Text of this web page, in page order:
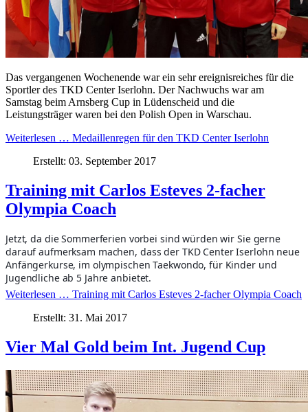
Das vergangenen Wochenende war ein sehr ereignisreiches für die
Sportler des TKD Center Iserlohn. Der Nachwuchs war am
Samstag beim Arnsberg Cup in Lüdenscheid und die
Leistungsträger waren bei den Polish Open in Warschau.
Weiterlesen … Medaillenregen für den TKD Center Iserlohn
Erstellt: 03. September 2017
Training mit Carlos Esteves 2-facher
Olympia Coach
Jetzt, da die Sommerferien vorbei sind würden wir Sie gerne
darauf aufmerksam machen, dass der TKD Center Iserlohn neue
Anfängerkurse, im olympischen Taekwondo, für Kinder und
Jugendliche ab 5 Jahre anbietet.
Weiterlesen … Training mit Carlos Esteves 2-facher Olympia Coach
Erstellt: 31. Mai 2017
Vier Mal Gold beim Int. Jugend Cup